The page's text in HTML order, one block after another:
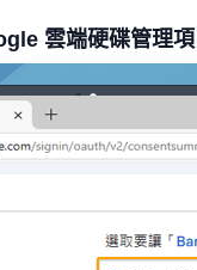
雲端硬碟管理